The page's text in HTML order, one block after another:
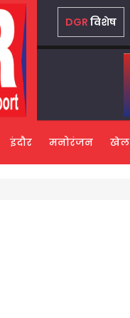
DGRविशेष
इंदौर मनोरंजन खेल